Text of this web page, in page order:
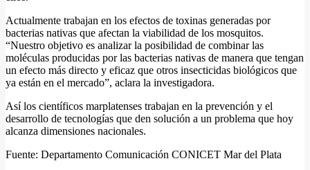
Actualmente trabajan en los efectos de toxinas generadas por
bacterias nativas que afectan la viabilidad de los mosquitos.
“Nuestro objetivo es analizar la posibilidad de combinar las
moléculas producidas por las bacterias nativas de manera que tengan
un efecto más directo y eficaz que otros insecticidas biológicos que
ya están en el mercado”, aclara la investigadora.
Así los científicos marplatenses trabajan en la prevención y el
desarrollo de tecnologías que den solución a un problema que hoy
alcanza dimensiones nacionales.
Fuente: Departamento Comunicación CONICET Mar del Plata